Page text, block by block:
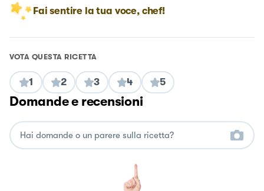
Fai sentire la tua voce, chef!
VOTA QUESTA RICETTA
1 2 3 4 5
Domande e recensioni